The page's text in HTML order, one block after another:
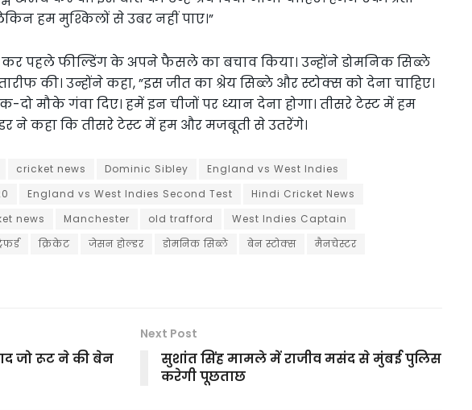
हम मुश्किलों से उबर नहीं पाए।”
कर पहले फील्डिंग के अपने फैसले का बचाव किया। उन्होंने डोमनिक सिब्ले
की। उन्होंने कहा, ”इस जीत का श्रेय सिब्ले और स्टोक्स को देना चाहिए।
दो मौके गंवा दिए। हमें इन चीजों पर ध्यान देना होगा। तीसरे टेस्ट में हम
ने कहा कि तीसरे टेस्ट में हम और मजबूती से उतरेंगे।
cricket news Dominic Sibley
England vs West Indies
England vs West Indies Second Test
Hindi Cricket News
news Manchester old trafford
West Indies Captain
क्रिकेट जेसन होल्डर डोमनिक सिब्ले बेन स्टोक्स
मैनचेस्टर
जो रूट ने की बेन
Next Post
सुशांत सिंह मामले में राजीव मसंद से मुंबई पुलिस
करेगी पूछताछ